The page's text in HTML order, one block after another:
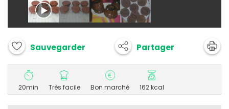
Sauvegarder Partager
20min Très facile Bon marché 162 kcal